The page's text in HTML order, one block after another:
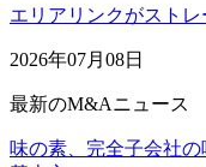
エリアリンクがスト
2026年07月08日
最新のM&Aニュース
味の素、完全子会社